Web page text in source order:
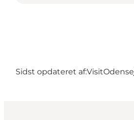
Sidst opdateret af:VisitOdense